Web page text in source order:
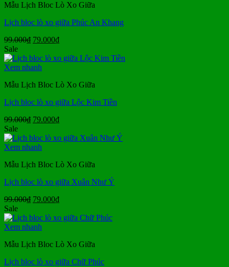
Mẫu Lịch Bloc Lò Xo Giữa
Lịch bloc lò xo giữa Phúc An Khang
99.000₫ Giá
là:
99.000₫.
79.000₫Giá
tại
Sale
Xem nhanh
Mẫu Lịch Bloc Lò Xo Giữa
Lịch bloc lò xo giữa Lộc Kim Tiền
99.000₫ Giá
là:
99.000₫.
79.000₫Giá
tại
Sale
Xem nhanh
Mẫu Lịch Bloc Lò Xo Giữa
Lịch bloc lò xo giữa Xuân Như Ý
99.000₫ Giá
là:
99.000₫.
79.000₫Giá
tại
Sale
Xem nhanh
Mẫu Lịch Bloc Lò Xo Giữa
Lịch bloc lò xo giữa Chữ Phúc